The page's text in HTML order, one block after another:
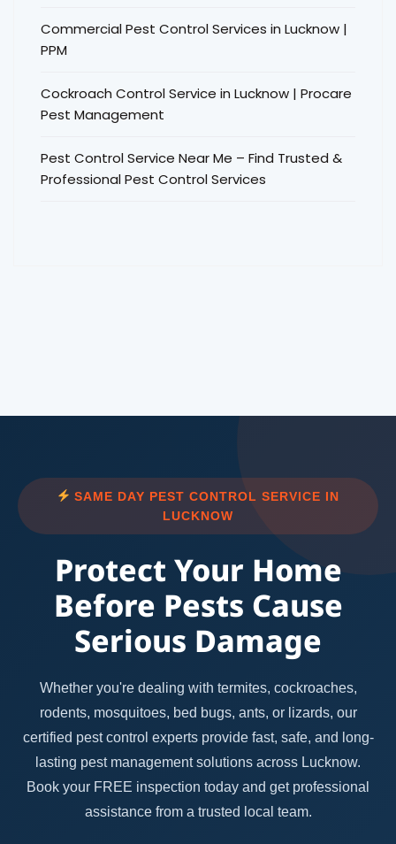
Commercial Pest Control Services in Lucknow |
PPM
Cockroach Control Service in Lucknow | Procare
Pest Management
Pest Control Service Near Me – Find Trusted &
Professional Pest Control Services
SAME DAY PEST CONTROL SERVICE IN
LUCKNOW
Protect Your Home
Before Pests Cause
Serious Damage
Whether you're dealing with termites, cockroaches,
rodents, mosquitoes, bed bugs, ants, or lizards, our
certified pest control experts provide fast, safe, and long-
lasting pest management solutions across Lucknow.
Book your FREE inspection today and get professional
assistance from a trusted local team.